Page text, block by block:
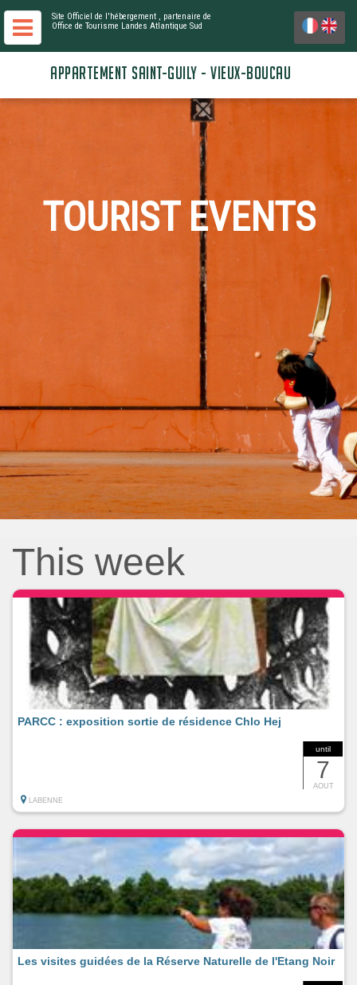
Site Officiel de l'hébergement , partenaire de
Office de Tourisme Landes Atlantique Sud
APPARTEMENT SAINT-GUILY - VIEUX-BOUCAU
TOURIST EVENTS
This week
until
7
AOUT
PARCC : exposition sortie de résidence Chlo Hej
LABENNE
Les visites guidées de la Réserve Naturelle de l'Etang Noir